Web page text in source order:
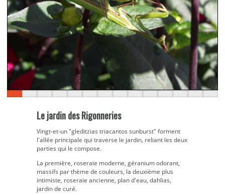
Le jardin des Rigonneries
Vingt-et-un "gleditzias triacantos sunburst" forment
l'allée principale qui traverse le jardin, reliant les deux
parties qui le compose.
La première, roseraie moderne, géranium odorant,
massifs par thème de couleurs, la deuxième plus
intimiste, roseraie ancienne, plan d'eau, dahlias,
jardin de curé.